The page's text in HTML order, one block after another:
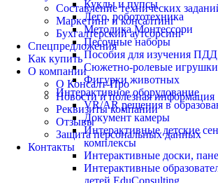
Составление технических
Маркетинг и консалтинг
Бухгалтерский аутсорсинг
Спецпредложения
Как купить
О компании
О Консалт-Про
Новости и полезная информация
Реквизиты компании
Отзывы
Защита персональных данных
Контакты
Куклы и пупсы
Лего, робототехника
Методика Монтессори
Песочные наборы
Пособия для изучения ПДД
Сюжетно-ролевые игрушки
Фигурки животных
Интерактивное оборудование
VR/AR решения в
Документ камеры
Интерактивные детские
комплексы
Интерактивные доски,
Интерактивные
детей EduConsulting